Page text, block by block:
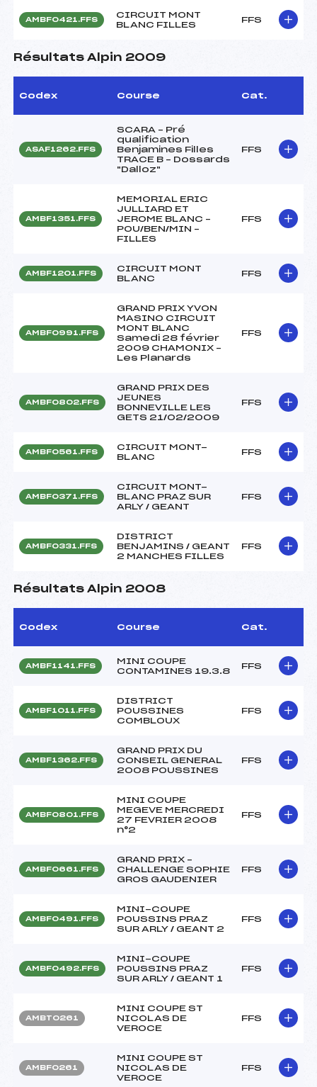
AMBF0421.FFS
CIRCUIT MONT
BLANC FILLES
FFS
Résultats Alpin 2009
Codex Course Cat.
ASAF1262.FFS
SCARA – Pré
qualification
Benjamines Filles
TRACE B – Dossards
"Dalloz"
FFS
AMBF1351.FFS
MEMORIAL ERIC
JULLIARD ET
JEROME BLANC –
POU/BEN/MIN –
FILLES
FFS
AMBF1201.FFS
CIRCUIT MONT
BLANC
FFS
AMBF0991.FFS
GRAND PRIX YVON
MASINO CIRCUIT
MONT BLANC
Samedi 28 février
2009 CHAMONIX –
Les Planards
FFS
AMBF0802.FFS
GRAND PRIX DES
JEUNES
BONNEVILLE LES
GETS 21/02/2009
FFS
AMBF0561.FFS
CIRCUIT MONT-
BLANC
FFS
AMBF0371.FFS
CIRCUIT MONT-
BLANC PRAZ SUR
ARLY / GEANT
FFS
AMBF0331.FFS
DISTRICT
BENJAMINS / GEANT
2 MANCHES FILLES
FFS
Résultats Alpin 2008
Codex Course Cat.
AMBF1141.FFS
MINI COUPE
CONTAMINES 19.3.8
FFS
AMBF1011.FFS
DISTRICT
POUSSINES
COMBLOUX
FFS
AMBF1362.FFS
GRAND PRIX DU
CONSEIL GENERAL
2008 POUSSINES
FFS
AMBF0801.FFS
MINI COUPE
MEGEVE MERCREDI
27 FEVRIER 2008
n°2
FFS
AMBF0661.FFS
GRAND PRIX –
CHALLENGE SOPHIE
GROS GAUDENIER
FFS
AMBF0491.FFS
MINI-COUPE
POUSSINS PRAZ
SUR ARLY / GEANT 2
FFS
AMBF0492.FFS
MINI-COUPE
POUSSINS PRAZ
SUR ARLY / GEANT 1
FFS
AMBT0261
MINI COUPE ST
NICOLAS DE
VEROCE
FFS
AMBF0261
MINI COUPE ST
NICOLAS DE
VEROCE
FFS